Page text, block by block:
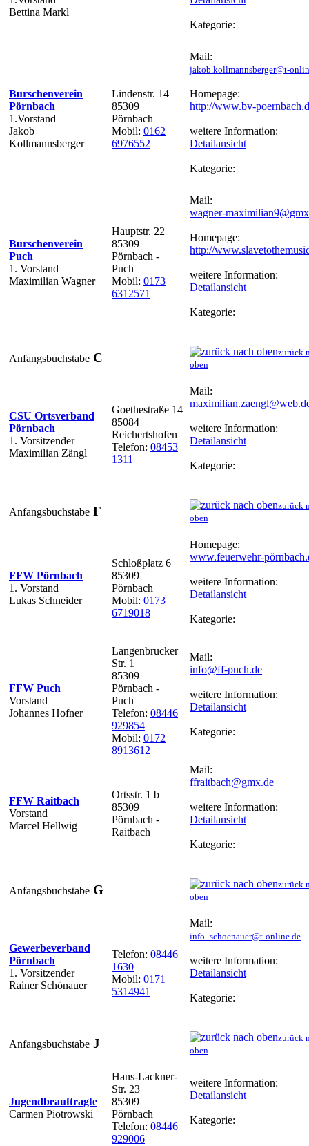
Bettina Markl
Kategorie:
Burschenverein
Pörnbach
1.Vorstand
Jakob
Kollmannsberger
Lindenstr. 14
85309
Pörnbach
Mobil: 0162
6976552
Mail:
jakob.kollmannsberger@t-
Homepage:
http://www.bv-
weitere Information:
Detailansicht
Kategorie:
Burschenverein
Puch
1. Vorstand
Maximilian Wagner
Hauptstr. 22
85309
Pörnbach -
Puch
Mobil: 0173
6312571
Mail:
wagner-
Homepage:
http://
weitere Information:
Detailansicht
Kategorie:
Anfangsbuchstabe C
zurück
oben
CSU Ortsverband
Pörnbach
1. Vorsitzender
Maximilian Zängl
Goethestraße 14
85084
Reichertshofen
Telefon: 08453
1311
Mail:
weitere Information:
Detailansicht
Kategorie:
Anfangsbuchstabe F
zurück
oben
FFW Pörnbach
1. Vorstand
Lukas Schneider
Schloßplatz 6
85309
Pörnbach
Mobil: 0173
6719018
Homepage:
www.feuerwehr-
weitere Information:
Detailansicht
Kategorie:
FFW Puch
Vorstand
Johannes Hofner
Langenbrucker
Str. 1
85309
Pörnbach -
Puch
Telefon: 08446
929854
Mobil: 0172
8913612
Mail:
info@ff-puch.de
weitere Information:
Detailansicht
Kategorie:
FFW Raitbach
Vorstand
Marcel Hellwig
Ortsstr. 1 b
85309
Pörnbach -
Raitbach
Mail:
ffraitbach@gmx.de
weitere Information:
Detailansicht
Kategorie:
Anfangsbuchstabe G
zurück
oben
Gewerbeverband
Pörnbach
1. Vorsitzender
Rainer Schönauer
Telefon: 08446
1630
Mobil: 0171
5314941
Mail:
info-.schoenauer@t-online.de
weitere Information:
Detailansicht
Kategorie:
Anfangsbuchstabe J
zurück
oben
Jugendbeauftragte
Carmen Piotrowski
Hans-Lackner-
Str. 23
85309
Pörnbach
Telefon: 08446
929006
weitere Information:
Detailansicht
Kategorie: